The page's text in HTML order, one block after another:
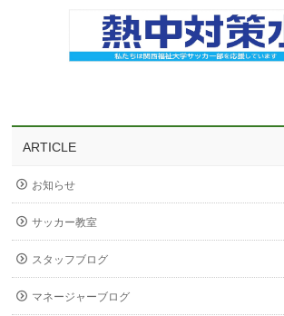
ARTICLE
お知らせ
サッカー教室
スタッフブログ
マネージャーブログ